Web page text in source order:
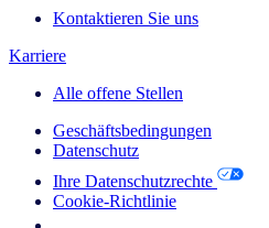
Kontaktieren Sie uns
Karriere
Alle offene Stellen
Geschäftsbedingungen
Datenschutz
Ihre Datenschutzrechte
Cookie-Richtlinie